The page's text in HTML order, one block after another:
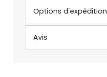
Options d'expédition
Avis